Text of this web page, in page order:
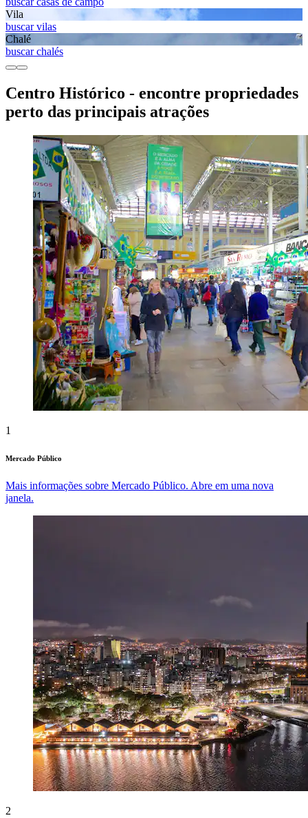
Vila
buscar vilas
Chalé
buscar chalés
Centro Histórico - encontre propriedades
perto das principais atrações
1
Mercado Público
Mais informações sobre Mercado Público. Abre em uma nova
janela.
2